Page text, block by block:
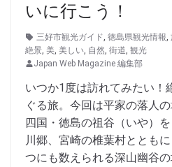
いに行こう！
三好市観光ガイド, 徳島県観光情報,
絶景, 美, 美しい, 自然, 街道, 観光
Japan Web Magazine 編集部
いつか1度は訪れてみたい！
ぐる旅。今回は平家の落人
四国・徳島の祖谷（いや）
川郷、宮崎の椎葉村ととも
つにも数えられる深山幽谷の